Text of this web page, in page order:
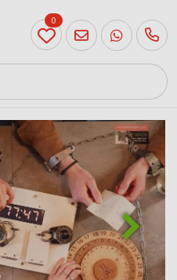
024
204
20 31
0